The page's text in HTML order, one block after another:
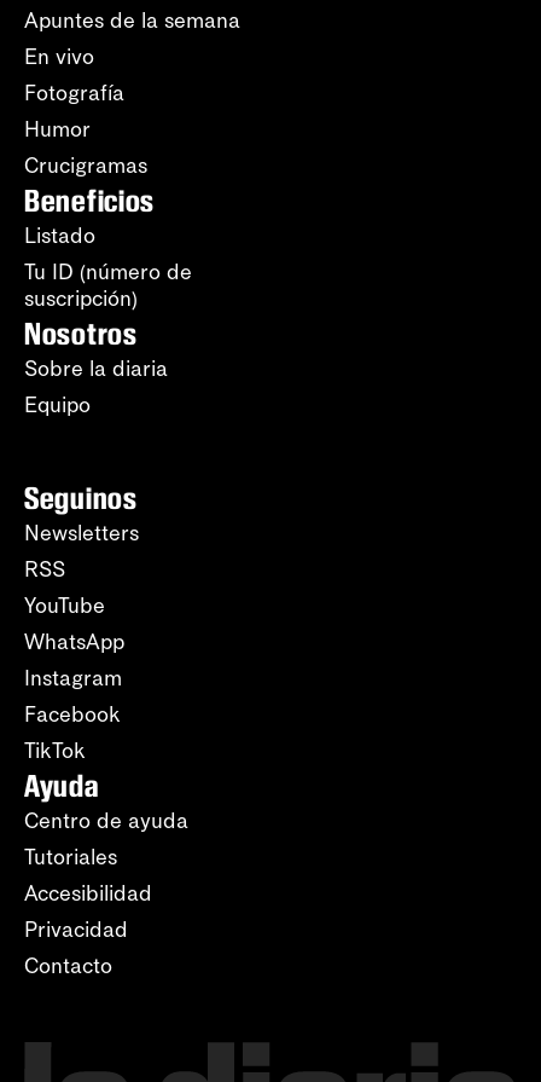
Apuntes de la semana
En vivo
Fotografía
Humor
Crucigramas
Beneficios
Listado
Tu ID (número de
suscripción)
Nosotros
Sobre la diaria
Equipo
Seguinos
Newsletters
RSS
YouTube
WhatsApp
Instagram
Facebook
TikTok
Ayuda
Centro de ayuda
Tutoriales
Accesibilidad
Privacidad
Contacto